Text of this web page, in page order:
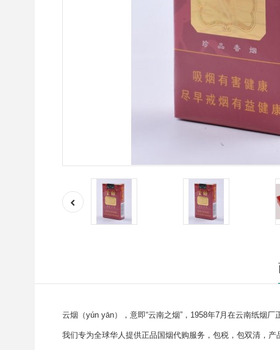
云烟（yún yān），意即“云南之烟”，1958年7月在云南纸烟
我们专为全球华人提供正品国烟代购服务，包税，包双清，